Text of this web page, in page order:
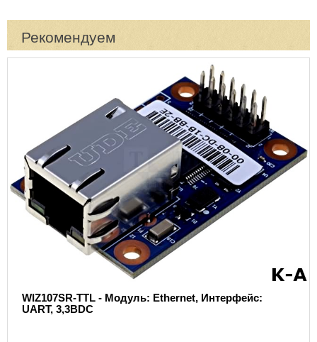
Рекомендуем
WIZ107SR-TTL - Модуль: Ethernet, Интерфейс:
UART, 3,3ВDC